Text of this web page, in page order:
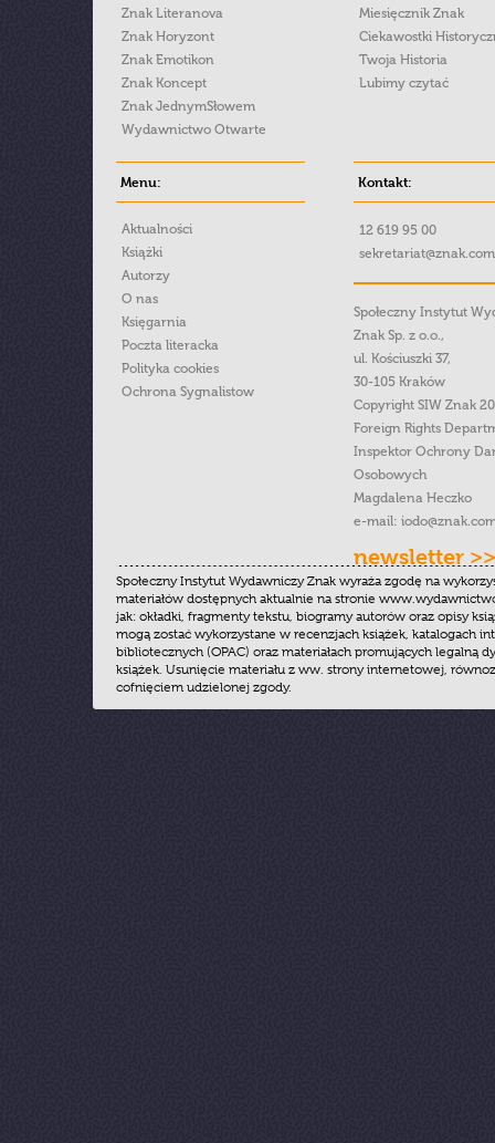
Znak Literanova
Znak Horyzont
Znak Emotikon
Znak Koncept
Znak JednymSłowem
Wydawnictwo Otwarte
Miesięcznik Znak
Ciekawostki
Twoja Historia
Lubimy czytać
Menu:
Aktualności
Książki
Autorzy
O nas
Księgarnia
Poczta literacka
Polityka cookies
Ochrona Sygnalistow
Kontakt:
12 619 95 00
Społeczny Instytut
Znak Sp. z o.o.,
ul. Kościuszki 37,
30-105 Kraków
Copyright SIW Znak
Foreign Rights
Inspektor Ochrony
Osobowych
Magdalena Heczko
e-mail:
newsletter >>
Społeczny Instytut Wydawniczy Znak wyraża zgodę na
materiałów dostępnych aktualnie na stronie
jak: okładki, fragmenty tekstu, biogramy autorów oraz opisy
mogą zostać wykorzystane w recenzjach książek, katalogach
bibliotecznych (OPAC) oraz materiałach promujących legalną
książek. Usunięcie materiału z ww. strony internetowej,
cofnięciem udzielonej zgody.